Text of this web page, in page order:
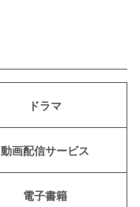
ドラマ
動画配信サービス
電子書籍